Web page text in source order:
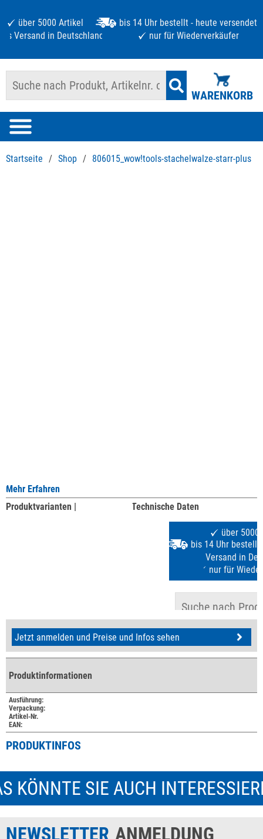
über 5000 Artikel
bis 14 Uhr bestellt - heute versendet
Versand in Deutschland ab 125 €
nur für Wiederverkäufer
WARENKORB
Startseite / Shop / 806015_wow!tools-stachelwalze-starr-plus
Mehr Erfahren
Produktvarianten |
Technische Daten
Jetzt anmelden und Preise und Infos sehen
Produktinformationen
Ausführung:
Verpackung:
Artikel-Nr.
EAN:
PRODUKTINFOS
KÖNNTE SIE AUCH
NEWSLETTER ANMELDUNG